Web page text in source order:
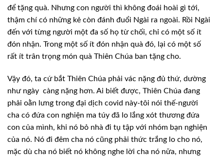
để tặng quà. Nhưng con người thì không đoái hoài gì tới,
thậm chí có những kẻ còn đánh đuổi Ngài ra ngoài. Rồi Ngài
đến với từng người một đa số họ từ chối, chỉ có một số ít
đón nhận. Trong một số ít đón nhận quà đó, lại có một số
rất ít trân trọng món quà Thiên Chúa ban tặng cho.
Vậy đó, ta cứbắt Thiên Chúa phải vác nặng đủ thứ, dường
như ngày càng nặng hơn. Ai biết được, Thiên Chúa đang
phải oằn lưng trong đại dịch covid này-tôi nói thế-người
cha có đứa con nghiện ma túy đã lo lắng xót thương đứa
con của mình, khi nó bỏ nhà đi tụ tập với nhóm bạn nghiện
của nó. Nó đi đêm cha nó cũng phải thức trắng lo cho nó,
mặc dù cha nó biết nó không nghe lời cha nó nữa, nhưng